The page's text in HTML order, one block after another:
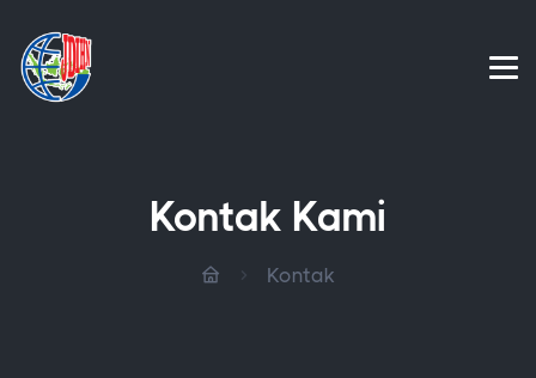
Kontak Kami
Kontak